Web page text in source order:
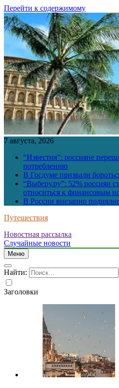
Перейти к содержимому
7 августа, 2026
“Известия”: россияне
потреблению
В Госдуме призвали
“Выберу.ру”: 52% россиян
относиться к финансовым
В России внезапно
Путешествия
Новостная рассылка
Случайные новости
Меню
Найти:
Заголовки